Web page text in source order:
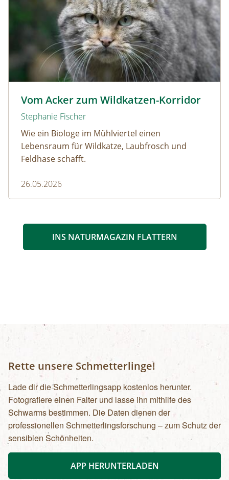
Vom Acker zum Wildkatzen-Korridor
Stephanie Fischer
Wie ein Biologe im Mühlviertel einen
Lebensraum für Wildkatze, Laubfrosch und
Feldhase schafft.
26.05.2026
INS NATURMAGAZIN FLATTERN
Rette unsere Schmetterlinge!
Lade dir die Schmetterlingsapp kostenlos herunter.
Fotografiere einen Falter und lasse ihn mithilfe des
Schwarms bestimmen. Die Daten dienen der
professionellen Schmetterlingsforschung – zum Schutz der
sensiblen Schönheiten.
APP HERUNTERLADEN